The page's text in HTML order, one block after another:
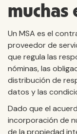
muchas
Un MSA es el
proveedor de
que regula las
nóminas, las
distribución de
datos y las
Dado que el
incorporación de
de la propiedad